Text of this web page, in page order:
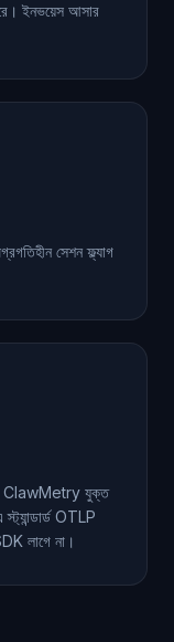
ইনভয়েস আসার
সেশন ফ্ল্যাগ
ClawMetry যুক্ত
OTLP
লাগে না।